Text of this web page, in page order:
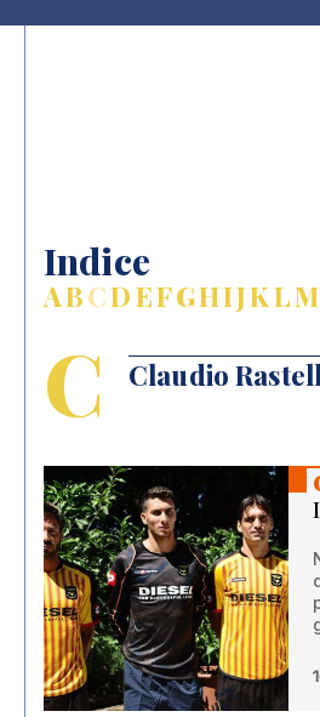
Indice
ABCDEFGHIJKLM
C Claudio